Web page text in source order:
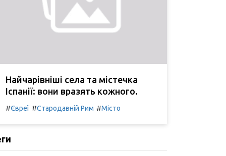
Найчарівніші села та містечка
Іспанії: вони вразять кожного.
#Євреї #Стародавній Рим #Місто